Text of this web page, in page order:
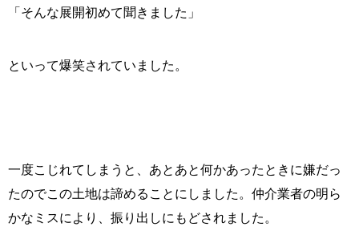
「そんな展開初めて聞きました」
といって爆笑されていました。
一度こじれてしまうと、あとあと何かあったときに嫌だっ
たのでこの土地は諦めることにしました。仲介業者の明ら
かなミスにより、振り出しにもどされました。